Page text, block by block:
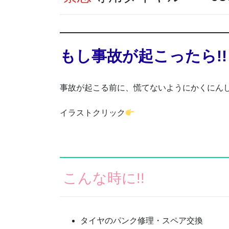
もし事故が起こったら!!
事故が起こる前に、慌てないようにかくにん
イラストクリック
こんな時に!!
タイヤのパンク修理・スペア交換